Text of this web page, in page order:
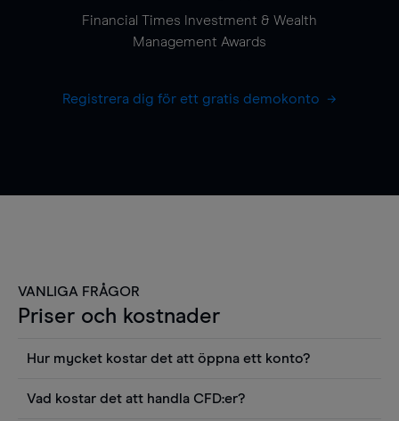
Financial Times Investment & Wealth
Management Awards
Registrera dig för ett gratis demokonto
VANLIGA FRÅGOR
Priser och kostnader
Hur mycket kostar det att öppna ett konto?
Vad kostar det att handla CFD:er?